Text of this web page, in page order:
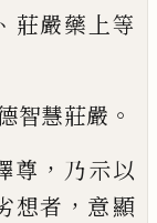
、 莊嚴藥上等
智慧莊嚴 。
尊 ， 乃示以
想者 ， 意顯